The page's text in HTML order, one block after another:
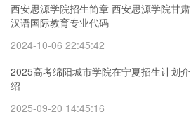
西安思源学院招生简章 西安思源学院甘肃
汉语国际教育专业代码
2024-10-06 22:45:42
2025高考绵阳城市学院在宁夏招生计划介
绍
2025-09-20 14:45:16